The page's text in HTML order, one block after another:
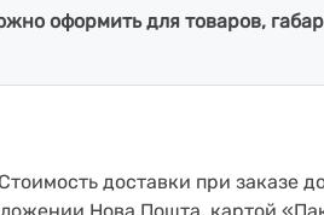
оформить для товаров,
доставки при заказе